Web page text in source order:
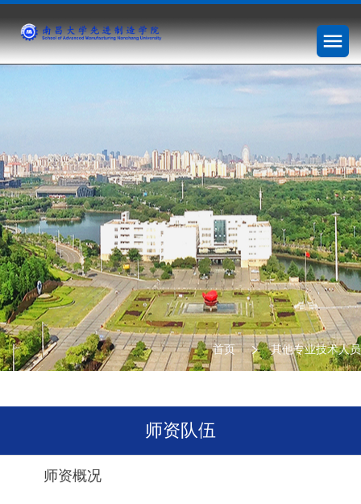
首页 其他专业技术人员
师资队伍
师资概况